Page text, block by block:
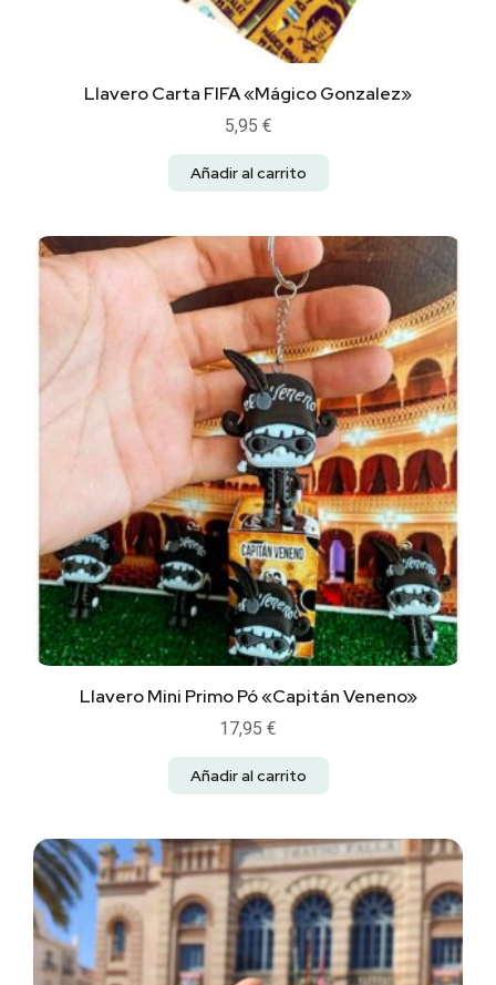
Llavero Carta FIFA «Mágico Gonzalez»
5,95 €
Añadir al carrito
Llavero Mini Primo Pó «Capitán Veneno»
17,95 €
Añadir al carrito